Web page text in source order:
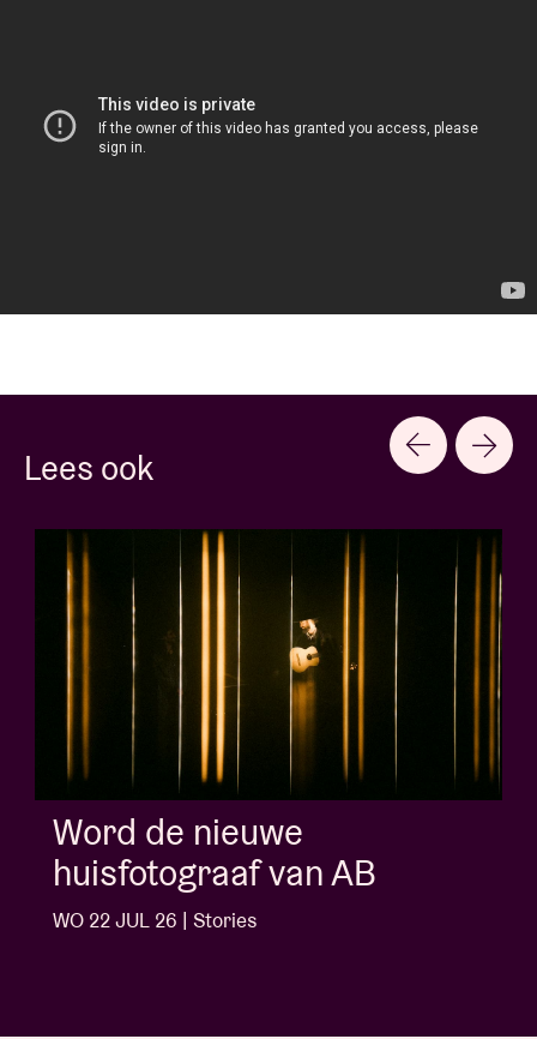
Lees ook
Word de nieuwe
huisfotograaf van AB
WO 22 JUL 26 | Stories